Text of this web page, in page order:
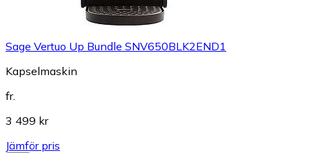
Sage Vertuo Up Bundle SNV650BLK2END1
Kapselmaskin
fr.
3 499 kr
Jämför pris